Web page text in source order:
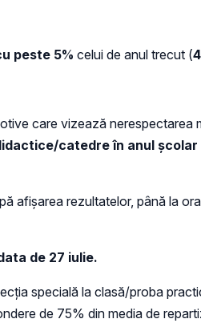
peste 5% celui de anul trecut (
care vizează nerespectarea
catedre în anul școlar
afişarea rezultatelor, până la
de 27 iulie.
specială la clasă/proba
de 75% din media de